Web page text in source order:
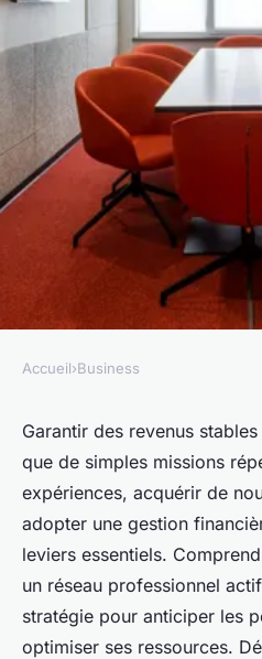
5 stratégies
revenus en
Juliette•30 septembre 2025•6
Accueil›Business
Garantir des revenus
que de simples missions
expériences, acquérir de
adopter une gestion
leviers essentiels.
un réseau professionnel
stratégie pour anticiper les
optimiser ses ressources.